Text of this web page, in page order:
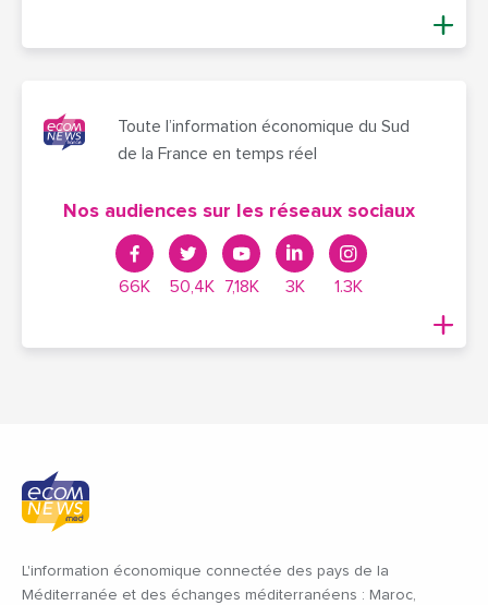
Toute l’information économique du Sud
de la France en temps réel
Nos audiences sur les réseaux sociaux
66K 50,4K 7,18K 3K 1.3K
L'information économique connectée des pays de la
Méditerranée et des échanges méditerranéens : Maroc,